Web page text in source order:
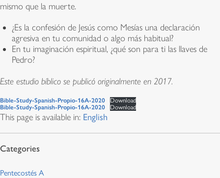
mismo que la muerte.
¿Es la confesión de Jesús como Mesías una declaración
agresiva en tu comunidad o algo más habitual?
En tu imaginación espiritual, ¿qué son para ti las llaves de
Pedro?
Este estudio bíblico se publicó originalmente en 2017.​​​​​​
Bible-Study-Spanish-Propio-16A-2020
Download
Bible-Study-Spanish-Propio-16A-2020
Download
This page is available in: English
Pentecostés A